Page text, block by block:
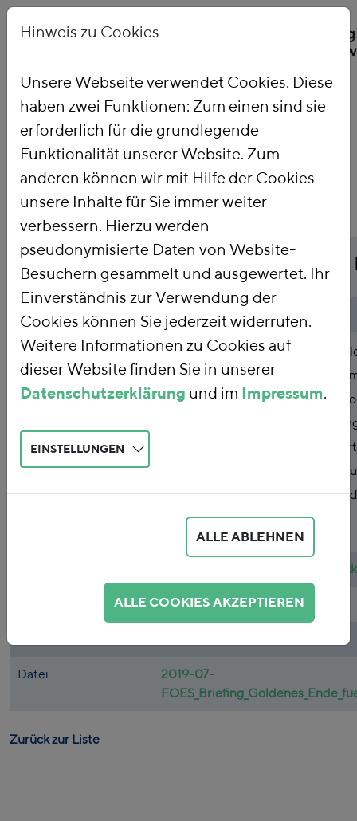
Startseite Publikationen
Titel Goldenes Ende für
Publikationsart Policy Brief
Abstract
Nach den Empfehlungen der
zum Kohleausstieg geht es jetzt
Umsetzung: Welche Kraftwerke
Netz gehen, welche
bekommen und wie wird
Geld für die
Das Briefing gibt Anregungen für
Entscheidungen.
Christian
Energie
Datei
2019-07-
Zurück zur Liste
Hinweis zu Cookies
Unsere Webseite verwendet Cookies. Diese
haben zwei Funktionen: Zum einen sind sie
erforderlich für die grundlegende
Funktionalität unserer Website. Zum
anderen können wir mit Hilfe der Cookies
unsere Inhalte für Sie immer weiter
verbessern. Hierzu werden
pseudonymisierte Daten von Website-
Besuchern gesammelt und ausgewertet. Ihr
Einverständnis zur Verwendung der
Cookies können Sie jederzeit widerrufen.
Weitere Informationen zu Cookies auf
dieser Website finden Sie in unserer
Datenschutzerklärung und im Impressum.
EINSTELLUNGEN
ALLE ABLEHNEN
ALLE COOKIES AKZEPTIEREN